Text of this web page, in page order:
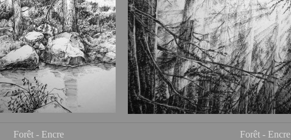
Forêt - Encre Forêt - Encre